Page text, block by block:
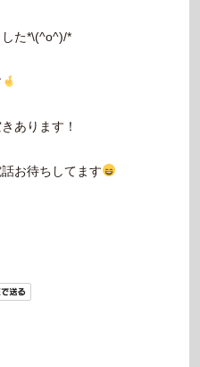
た*\(^o^)/*
あります！
お待ちしてます